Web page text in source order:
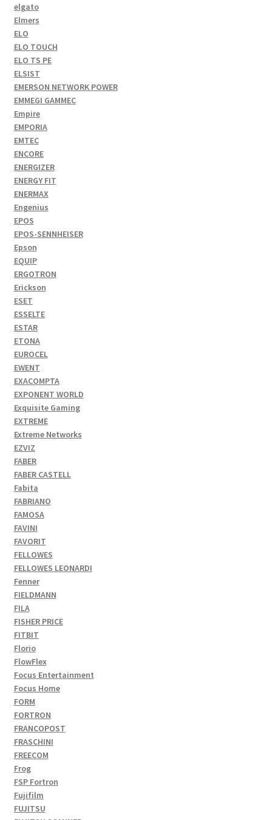
elgato
Elmers
ELO
ELO TOUCH
ELO TS PE
ELSIST
EMERSON NETWORK POWER
EMMEGI GAMMEC
Empire
EMPORIA
EMTEC
ENCORE
ENERGIZER
ENERGY FIT
ENERMAX
Engenius
EPOS
EPOS-SENNHEISER
Epson
EQUIP
ERGOTRON
Erickson
ESET
ESSELTE
ESTAR
ETONA
EUROCEL
EWENT
EXACOMPTA
EXPONENT WORLD
Exquisite Gaming
EXTREME
Extreme Networks
EZVIZ
FABER
FABER CASTELL
Fabita
FABRIANO
FAMOSA
FAVINI
FAVORIT
FELLOWES
FELLOWES LEONARDI
Fenner
FIELDMANN
FILA
FISHER PRICE
FITBIT
Florio
FlowFlex
Focus Entertainment
Focus Home
FORM
FORTRON
FRANCOPOST
FRASCHINI
FREECOM
Frog
FSP Fortron
Fujifilm
FUJITSU